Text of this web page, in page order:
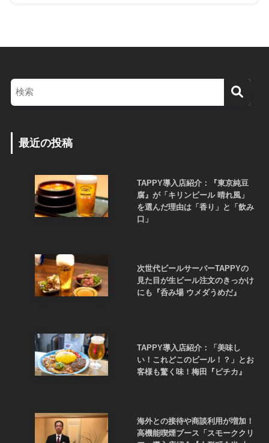
最近の投稿
TAPPY導入店紹介：『東京純豆
腐』が「キリンビール 晴れ風」
を選んだ理由は「香り」と「飲み
口」
次世代ビールサーバーTAPPYの
見た目が生ビール注文のきっかけ
にも『呑み場 ウメダうめだ』
TAPPY導入店紹介：「美味し
い！これどこのビール！？」とお
客様も驚く味！梅田『ピチカ』
海外との接待や商談利用が増加！
高機能喫煙ブース「スモーククリ